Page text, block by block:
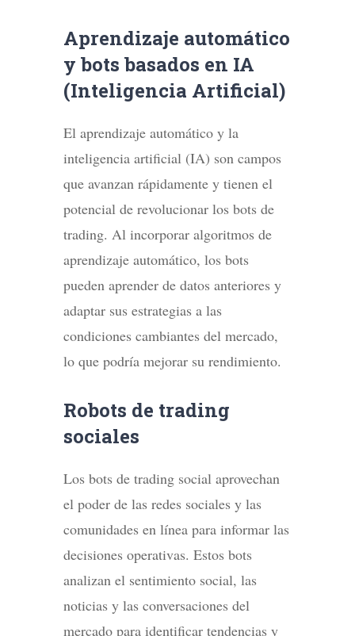
Aprendizaje automático
y bots basados en IA
(Inteligencia Artificial)
El aprendizaje automático y la
inteligencia artificial (IA) son campos
que avanzan rápidamente y tienen el
potencial de revolucionar los bots de
trading. Al incorporar algoritmos de
aprendizaje automático, los bots
pueden aprender de datos anteriores y
adaptar sus estrategias a las
condiciones cambiantes del mercado,
lo que podría mejorar su rendimiento.
Robots de trading
sociales
Los bots de trading social aprovechan
el poder de las redes sociales y las
comunidades en línea para informar las
decisiones operativas. Estos bots
analizan el sentimiento social, las
noticias y las conversaciones del
mercado para identificar tendencias y